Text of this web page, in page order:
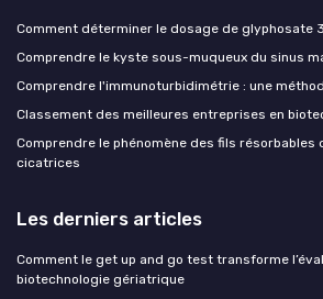
Comment déterminer le dosage de glyphosate
Comprendre le kyste sous-muqueux du sinus
Comprendre l'immunoturbidimétrie : une
Classement des meilleures entreprises en
Comprendre le phénomène des fils
cicatrices
Les derniers articles
Comment le get up and go test transforme
biotechnologie gériatrique